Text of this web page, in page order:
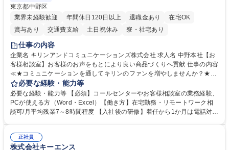
東京都中野区
業界未経験歓迎
年間休日120日以上 退職金あり
在宅OK
賞与あり
交通費支給 土日祝休み 寮・社宅あり
仕事の内容
企業名 キリンアンドコミュニケーションズ株式会社 求人名 中野本社【お
客様相談室】お客様のお声をもとにより良い商品づくりへ貢献 仕事の内容
≪★コミュニケーションを通してキリンのファンを増やしませんか？★≫
お客様のお声をより良い商品づくりに活かしていく上で、窓口となるお客
様相談室でのお仕事です。 日々お客様からいただくキリングループへのご
意見を、企業活動に活かしています。お客様からの声に迅速かつ誠意をも
って対応、情報提供するとともにグループ内活動に反映しています。 【具
平均100件前後■メール・手紙：同上40件前後 募集職種 中野本社【お客様
相談室】お客様のお声をもとにより良い商品づくりへ貢献
必要な経験・能力等
必要な経験・能力等 【必須】コールセンターやお客様相談室の業務経験、
PCが使える方（Word・Excel）【働き方】在宅勤務・リモートワーク相
談可/月平均残業7～8時間程度 【入社後の研修】着任から1か月は電話対応
すのでご安心ください。 【当社について】キリングループの広報機能を担
う会社として、お客様との出会いを大切にし、磨き上げたホスピタリティ
正社員
株式会社キーエンス